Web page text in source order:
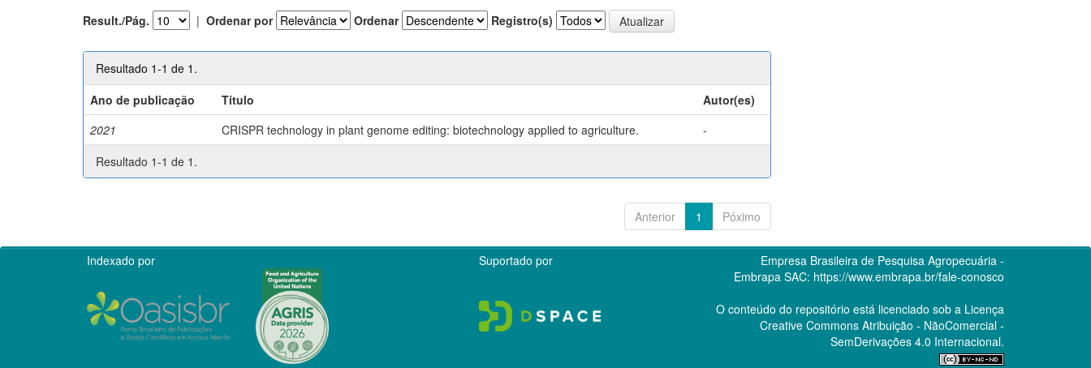
Result./Pág. | Ordenar por Ordenar Registro(s)
Resultado 1-1 de 1.
Ano de publicação
Título
Autor(es)
2021
CRISPR technology in plant genome editing: biotechnology applied to agriculture.
-
Resultado 1-1 de 1.
Anterior 1 Póximo
Indexado por Suportado por
Empresa Brasileira de Pesquisa Agropecuária -
Embrapa SAC: https://www.embrapa.br/fale-conosco
O conteúdo do repositório está licenciado sob a Licença
Creative CommonsAtribuição - NãoComercial -
SemDerivações 4.0 Internacional.